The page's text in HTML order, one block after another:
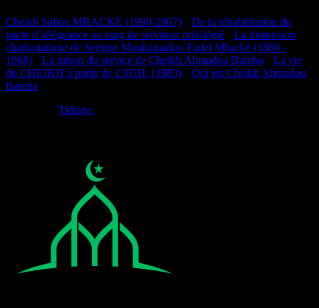
Cheikh Saliou MBACKE (1990-2007)
De la réhabilitation du
pacte d’allégeance au rang de serviteur privilégié
La dimension
charismatique de Serigne Mouhamadou Fadel Mbacké (1888 -
1968)
La raison du service de Cheikh Ahmadou Bamba
La vie
du CHEIKH à partir de 1301H. (1883)
Qui est Cheikh Ahmadou
Bamba
Tidiane.